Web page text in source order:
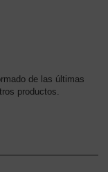
de las últimas
productos.